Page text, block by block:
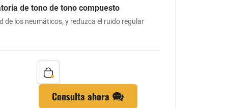
de tono de tono compuesto
de los neumáticos, y reduzca el ruido regular
Consulta ahora